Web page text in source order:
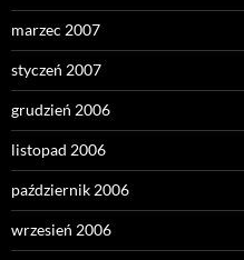
marzec 2007
styczeń 2007
grudzień 2006
listopad 2006
październik 2006
wrzesień 2006